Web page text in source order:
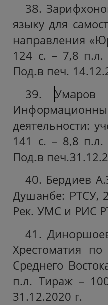
38.
языку для
направления
124 с. – 7,8
Под.в печ.
39. Умаров
деятельности:
141 с. – 8,8
Под.в
40. Бердиев
Душанбе: РТСУ,
Рек. УМС и РИС
41.
Хрестоматия
Среднего
п.л. Тираж –
31.12.2020 г.